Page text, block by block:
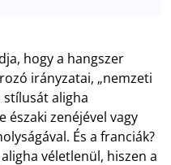
hogy a hangszer
irányzatai, „nemzeti
stílusát aligha
északi zenéjével vagy
És a franciák?
véletlenül, hiszen a